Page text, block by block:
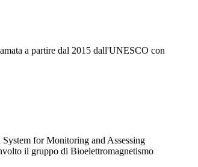
a partire dal 2015 dall'UNESCO con
for Monitoring and Assessing
il gruppo di Bioelettromagnetismo